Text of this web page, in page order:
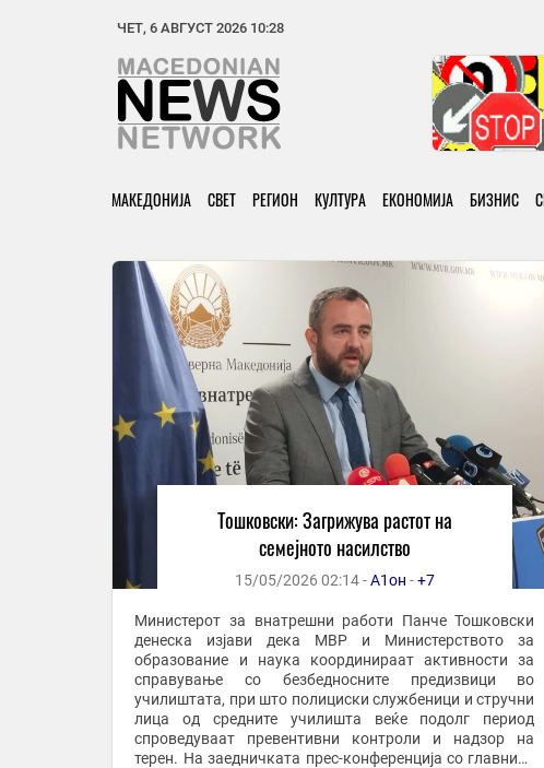
ЧЕТ, 6 АВГУСТ 2026 10:28
МАКЕДОНИЈА СВЕТ РЕГИОН КУЛТУРА ЕКОНОМИЈА БИЗНИС
Тошковски: Загрижува растот на
семејното насилство
15/05/2026 02:14 -А1он -+7
Министерот за внатрешни работи Панче Тошковски
денеска изјави дека МВР и Министерството за
образование и наука координираат активности за
справување со безбедносните предизвици во
училиштата, при што полициски службеници и стручни
лица од средните училишта веќе подолг период
спроведуваат превентивни контроли и надзор на
терен. На заедничката прес-конференција со главниот